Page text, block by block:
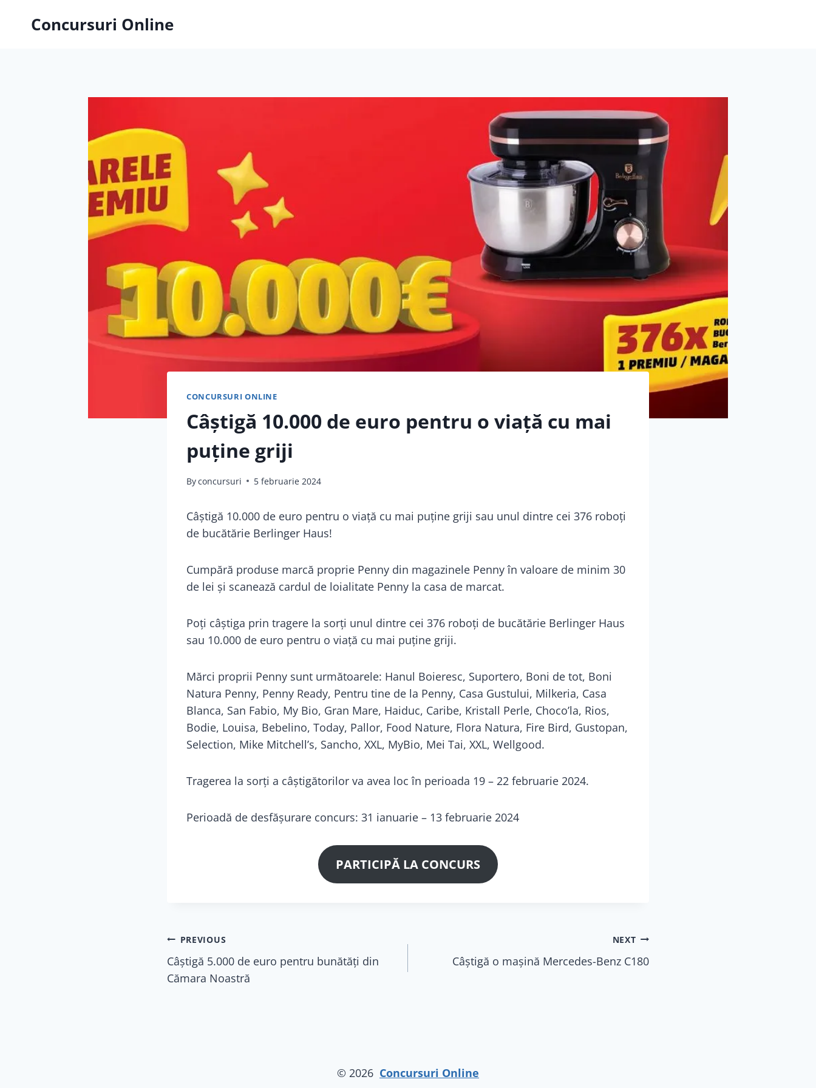
Concursuri Online
CONCURSURI ONLINE
Câștigă 10.000 de euro pentru o viață cu mai
puține griji
Byconcursuri 5 februarie 2024
Câștigă 10.000 de euro pentru o viață cu mai puține griji sau unul dintre cei 376 roboți
de bucătărie Berlinger Haus!
Cumpără produse marcă proprie Penny din magazinele Penny în valoare de minim 30
de lei și scanează cardul de loialitate Penny la casa de marcat.
Poți câștiga prin tragere la sorți unul dintre cei 376 roboți de bucătărie Berlinger Haus
sau 10.000 de euro pentru o viață cu mai puține griji.
Mărci proprii Penny sunt următoarele: Hanul Boieresc, Suportero, Boni de tot, Boni
Natura Penny, Penny Ready, Pentru tine de la Penny, Casa Gustului, Milkeria, Casa
Blanca, San Fabio, My Bio, Gran Mare, Haiduc, Caribe, Kristall Perle, Choco’la, Rios,
Bodie, Louisa, Bebelino, Today, Pallor, Food Nature, Flora Natura, Fire Bird, Gustopan,
Selection, Mike Mitchell’s, Sancho, XXL, MyBio, Mei Tai, XXL, Wellgood.
Tragerea la sorți a câștigătorilor va avea loc în perioada 19 – 22 februarie 2024.
Perioadă de desfășurare concurs: 31 ianuarie – 13 februarie 2024
PARTICIPĂ LA CONCURS
Navigare
în
PREVIOUS
Câștigă 5.000 de euro pentru bunătăți din
Cămara Noastră
NEXT
Câștigă o mașină Mercedes-Benz C180
© 2026 Concursuri Online